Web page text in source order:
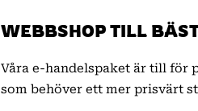
WEBBSHOP TILL
Våra e-handelspaket är till för
som behöver ett mer prisvärt